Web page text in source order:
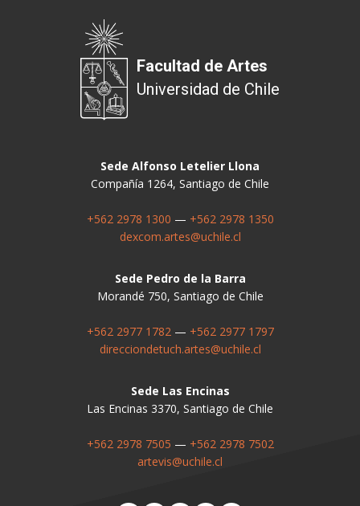
Facultad de Artes
Universidad de Chile
Sede Alfonso Letelier Llona
Compañía 1264, Santiago de Chile
+562 2978 1300 — +562 2978 1350
dexcom.artes@uchile.cl
Sede Pedro de la Barra
Morandé 750, Santiago de Chile
+562 2977 1782— +562 2977 1797
direcciondetuch.artes@uchile.cl
Sede Las Encinas
Las Encinas 3370, Santiago de Chile
+562 2978 7505 — +562 2978 7502
artevis@uchile.cl